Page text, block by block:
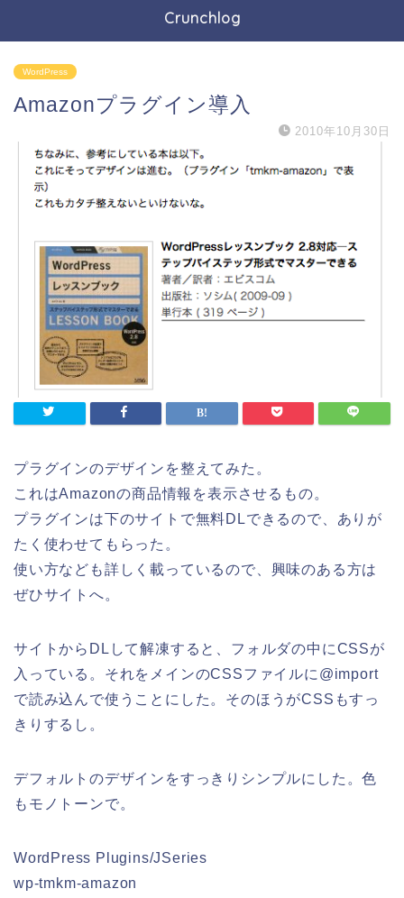
Crunchlog
WordPress
Amazonプラグイン導入
2010年10月30日
プラグインのデザインを整えてみた。
これはAmazonの商品情報を表示させるもの。
プラグインは下のサイトで無料DLできるので、ありが
たく使わせてもらった。
使い方なども詳しく載っているので、興味のある方は
ぜひサイトへ。
サイトからDLして解凍すると、フォルダの中にCSSが
入っている。それをメインのCSSファイルに@import
で読み込んで使うことにした。そのほうがCSSもすっ
きりするし。
デフォルトのデザインをすっきりシンプルにした。色
もモノトーンで。
WordPress Plugins/JSeries
wp-tmkm-amazon